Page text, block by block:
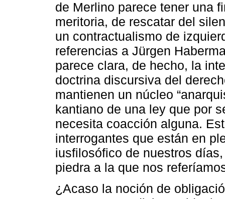
de Merlino parece tener una
meritoria, de rescatar del
un contractualismo de
referencias a Jürgen
parece clara, de hecho, la
doctrina discursiva del
mantienen un núcleo
kantiano de una ley que por
necesita coacción alguna.
interrogantes que están en
iusfilosófico de nuestros
piedra a la que nos
¿Acaso la noción de